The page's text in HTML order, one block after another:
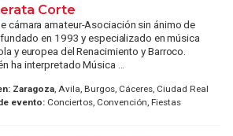
Corte
cámara amateur-Asociación sin ánimo de
en 1993 y especializado en música
y europea del Renacimiento y Barroco.
ha interpretado Música ...
Zaragoza, Avila, Burgos, Cáceres, Ciudad Real
evento:Conciertos, Convención, Fiestas